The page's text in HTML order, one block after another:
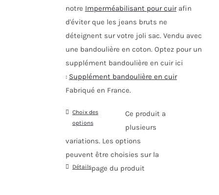
notre Imperméabilisant pour cuirafin
d'éviter que les jeans bruts ne
déteignent sur votre joli sac. Vendu avec
une bandoulière en coton. Optez pour un
supplément bandoulière en cuir ici
: Supplément bandoulière en cuir
Fabriqué en France.
Choix des
options
Ce produit a
plusieurs
variations. Les options
peuvent être choisies sur la
page du produit
Détails